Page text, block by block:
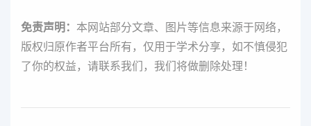
免责声明： 本网站部分文章、图片等信息来源于网络，
版权归原作者平台所有，仅用于学术分享，如不慎侵犯
了你的权益，请联系我们，我们将做删除处理！